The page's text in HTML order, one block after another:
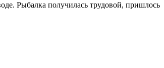
Рыбалка получилась трудовой, пришлось